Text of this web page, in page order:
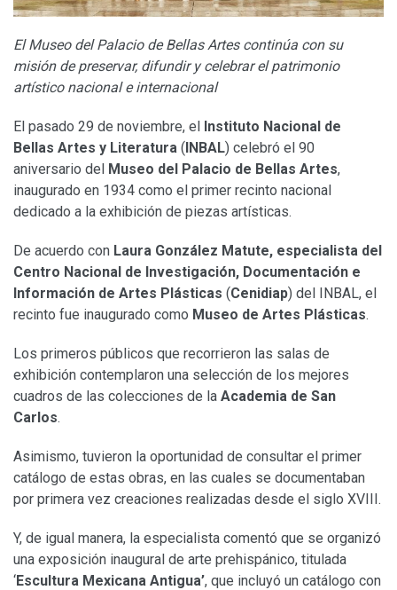
El Museo del Palacio de Bellas Artes continúa con su
misión de preservar, difundir y celebrar el patrimonio
artístico nacional e internacional
El pasado 29 de noviembre, el Instituto Nacional de
Bellas Artes y Literatura (INBAL) celebró el 90
aniversario del Museo del Palacio de Bellas Artes,
inaugurado en 1934 como el primer recinto nacional
dedicado a la exhibición de piezas artísticas.
De acuerdo con Laura González Matute, especialista del
Centro Nacional de Investigación, Documentación e
Información de Artes Plásticas (Cenidiap) del INBAL, el
recinto fue inaugurado como Museo de Artes Plásticas.
Los primeros públicos que recorrieron las salas de
exhibición contemplaron una selección de los mejores
cuadros de las colecciones de la Academia de San
Carlos.
Asimismo, tuvieron la oportunidad de consultar el primer
catálogo de estas obras, en las cuales se documentaban
por primera vez creaciones realizadas desde el siglo XVIII.
Y, de igual manera, la especialista comentó que se organizó
una exposición inaugural de arte prehispánico, titulada
‘Escultura Mexicana Antigua’, que incluyó un catálogo con